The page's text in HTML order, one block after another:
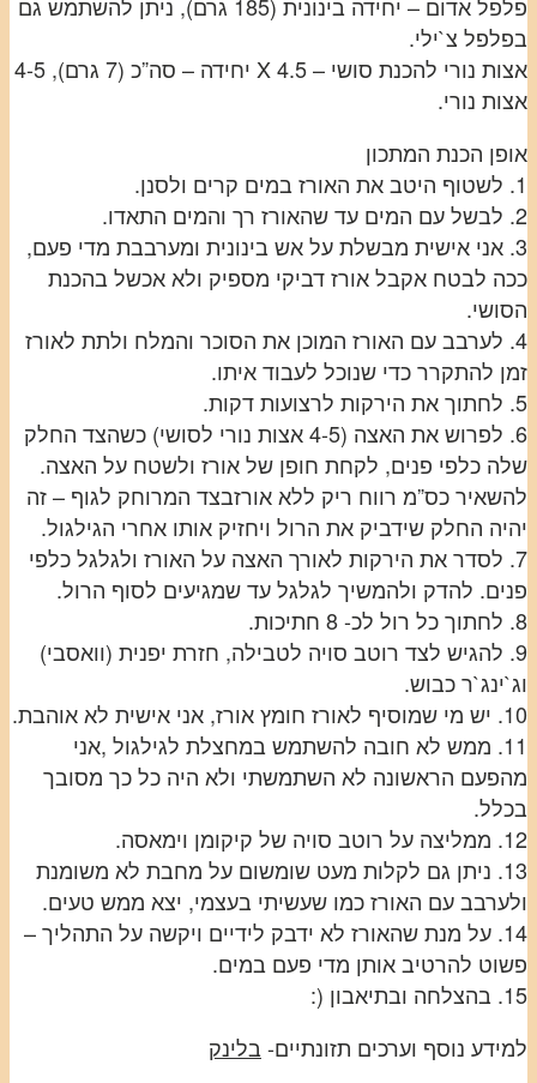
פלפל אדום – יחידה בינונית (185 גרם), ניתן להשתמש גם
בפלפל צ`ילי.
אצות נורי להכנת סושי – 4.5 X יחידה – סה”כ (7 גרם), 4-5
אצות נורי.
אופן הכנת המתכון
1. לשטוף היטב את האורז במים קרים ולסנן.
2. לבשל עם המים עד שהאורז רך והמים התאדו.
3. אני אישית מבשלת על אש בינונית ומערבבת מדי פעם,
ככה לבטח אקבל אורז דביקי מספיק ולא אכשל בהכנת
הסושי.
4. לערבב עם האורז המוכן את הסוכר והמלח ולתת לאורז
זמן להתקרר כדי שנוכל לעבוד איתו.
5. לחתוך את הירקות לרצועות דקות.
6. לפרוש את האצה (4-5 אצות נורי לסושי) כשהצד החלק
שלה כלפי פנים, לקחת חופן של אורז ולשטח על האצה.
להשאיר כס”מ רווח ריק ללא אורזבצד המרוחק לגוף – זה
יהיה החלק שידביק את הרול ויחזיק אותו אחרי הגילגול.
7. לסדר את הירקות לאורך האצה על האורז ולגלגל כלפי
פנים. להדק ולהמשיך לגלגל עד שמגיעים לסוף הרול.
8. לחתוך כל רול לכ- 8 חתיכות.
9. להגיש לצד רוטב סויה לטבילה, חזרת יפנית (וואסבי)
וג`ינג`ר כבוש.
10. יש מי שמוסיף לאורז חומץ אורז, אני אישית לא אוהבת.
11. ממש לא חובה להשתמש במחצלת לגילגול ,אני
מהפעם הראשונה לא השתמשתי ולא היה כל כך מסובך
בכלל.
12. ממליצה על רוטב סויה של קיקומן וימאסה.
13. ניתן גם לקלות מעט שומשום על מחבת לא משומנת
ולערבב עם האורז כמו שעשיתי בעצמי, יצא ממש טעים.
14. על מנת שהאורז לא ידבק לידיים ויקשה על התהליך –
פשוט להרטיב אותן מדי פעם במים.
15. בהצלחה ובתיאבון (:
למידע נוסף וערכים תזונתיים-בלינק